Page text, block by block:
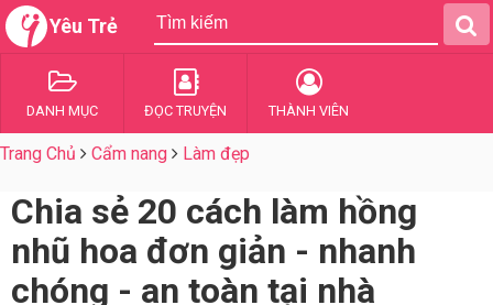
Yêu Trẻ
DANH MỤC ĐỌC TRUYỆN THÀNH VIÊN
Trang Chủ Cẩm nang Làm đẹp
Chia sẻ 20 cách làm hồng
nhũ hoa đơn giản - nhanh
chóng - an toàn tại nhà